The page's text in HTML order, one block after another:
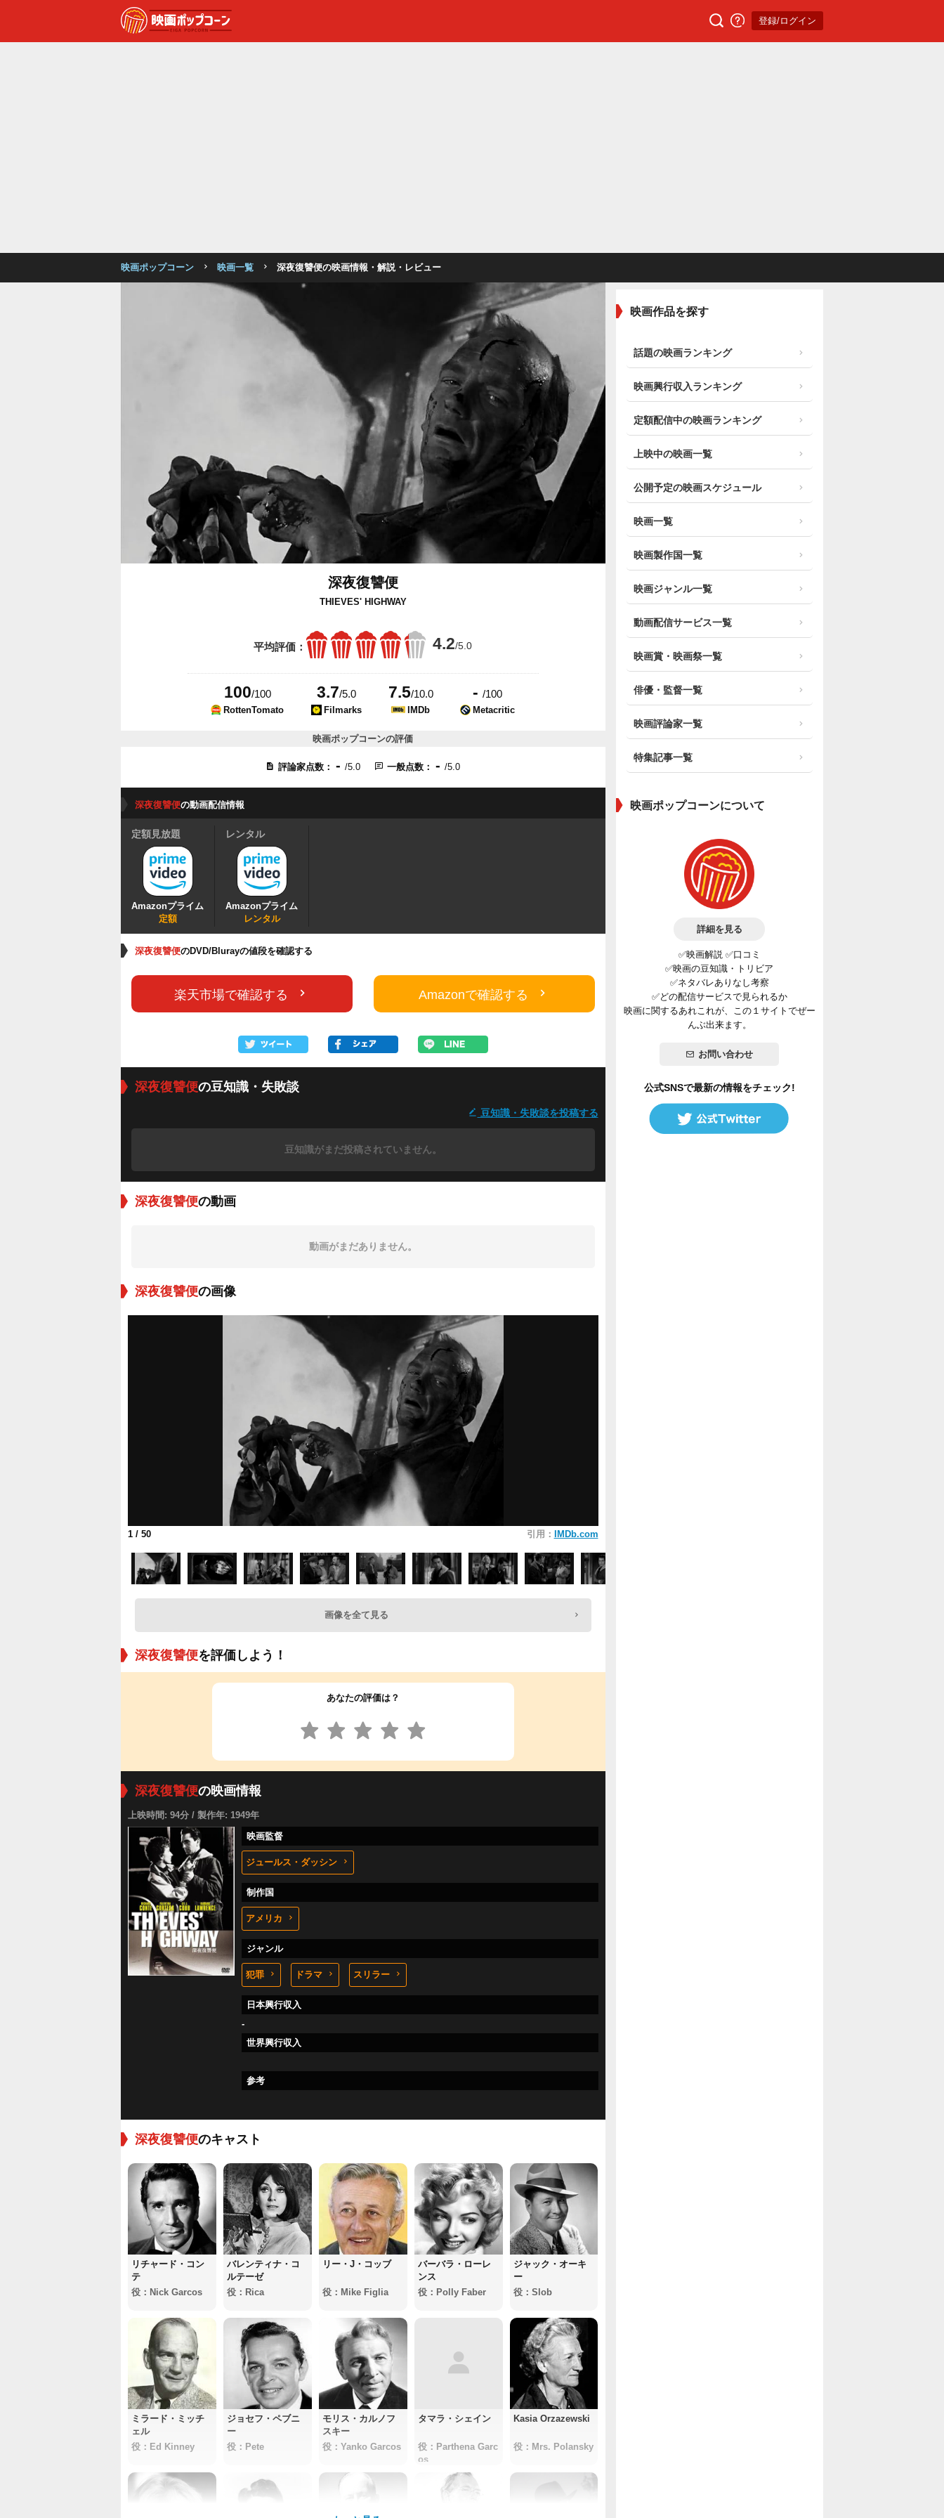
登録/ログイン
映画ポップコーン 映画一覧 深夜復讐便の映画情報・解説・レビュー
深夜復讐便
THIEVES' HIGHWAY
平均評価： 4.2/5.0
100/100
RottenTomato
3.7/5.0
Filmarks
7.5/10.0
IMDb
-/100
Metacritic
映画ポップコーンの評価
評論家点数： -/5.0 一般点数： -/5.0
深夜復讐便の動画配信情報
定額見放題
Amazonプライム
定額
レンタル
Amazonプライム
レンタル
深夜復讐便のDVD/Blurayの値段を確認する
楽天市場で確認する Amazonで確認する
深夜復讐便の豆知識・失敗談
豆知識・失敗談を投稿する
豆知識がまだ投稿されていません。
深夜復讐便の動画
動画がまだありません。
深夜復讐便の画像
1 / 50 引用： IMDb.com
画像を全て見る
深夜復讐便を評価しよう！
あなたの評価は？
深夜復讐便の映画情報
上映時間: 94分 / 製作年: 1949年
映画監督
ジュールス・ダッシン
制作国
アメリカ
ジャンル
犯罪 ドラマ スリラー
日本興行収入
-
世界興行収入
参考
深夜復讐便のキャスト
リチャード・コン
テ
役：Nick Garcos
バレンティナ・コ
ルテーゼ
役：Rica
リー・J・コッブ
役：Mike Figlia
バーバラ・ローレ
ンス
役：Polly Faber
ジャック・オーキ
ー
役：Slob
ミラード・ミッチ
ェル
役：Ed Kinney
ジョセフ・ペブニ
ー
役：Pete
モリス・カルノフ
スキー
役：Yanko Garcos
タマラ・シェイン
役：Parthena Garc
os
Kasia Orzazewski
役：Mrs. Polansky
映画作品を探す
話題の映画ランキング
映画興行収入ランキング
定額配信中の映画ランキング
上映中の映画一覧
公開予定の映画スケジュール
映画一覧
映画製作国一覧
映画ジャンル一覧
動画配信サービス一覧
映画賞・映画祭一覧
俳優・監督一覧
映画評論家一覧
特集記事一覧
映画ポップコーンについて
詳細を見る
✅映画解説 ✅口コミ
✅映画の豆知識・トリビア
✅ネタバレありなし考察
✅どの配信サービスで見られるか
映画に関するあれこれが、この１サイトでぜー
んぶ出来ます。
お問い合わせ
公式SNSで最新の情報をチェック!